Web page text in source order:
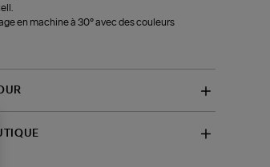
en machine à 30° avec des couleurs